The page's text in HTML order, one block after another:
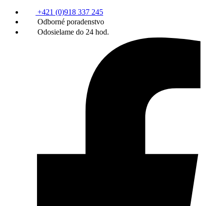
+421 (0)918 337 245
Odborné poradenstvo
Odosielame do 24 hod.